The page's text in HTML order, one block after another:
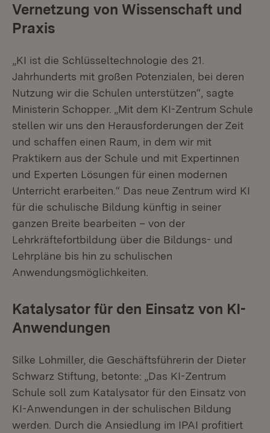
Vernetzung von Wissenschaft und
Praxis
„KI ist die Schlüsseltechnologie des 21.
Jahrhunderts mit großen Potenzialen, bei deren
Nutzung wir die Schulen unterstützen“, sagte
Ministerin Schopper. „Mit dem KI-Zentrum Schule
stellen wir uns den Herausforderungen der Zeit
und schaffen einen Raum, in dem wir mit
Praktikern aus der Schule und mit Expertinnen
und Experten Lösungen für einen modernen
Unterricht erarbeiten.“ Das neue Zentrum wird KI
für die schulische Bildung künftig in seiner
ganzen Breite bearbeiten – von der
Lehrkräftefortbildung über die Bildungs- und
Lehrpläne bis hin zu schulischen
Anwendungsmöglichkeiten.
Katalysator für den Einsatz von KI-
Anwendungen
Silke Lohmiller, die Geschäftsführerin der Dieter
Schwarz Stiftung, betonte: „Das KI-Zentrum
Schule soll zum Katalysator für den Einsatz von
KI-Anwendungen in der schulischen Bildung
werden. Durch die Ansiedlung im IPAI profitiert